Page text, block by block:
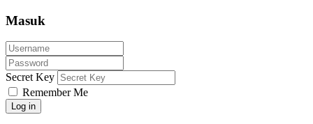
Masuk
Secret Key
Remember Me
Log in